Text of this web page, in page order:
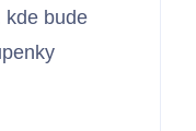
kde bude